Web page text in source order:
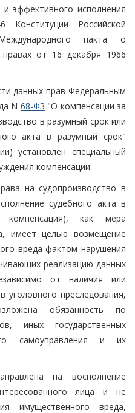
эффективного исполнения
Конституции Российской
пакта о
правах от 16 декабря 1966
данных прав Федеральным
N 68-ФЗ "О компенсации за
в разумный срок или
акта в разумный срок"
установлен специальный
компенсации.
на судопроизводство в
судебного акта в
как мера
имеет целью возмещение
вреда фактом нарушения
реализацию данных
от наличия или
уголовного преследования,
обязанность по
иных государственных
самоуправления и их
на восполнение
лица и не
имущественного вреда,